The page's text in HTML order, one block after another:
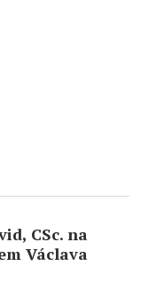
CSc. na
Václava